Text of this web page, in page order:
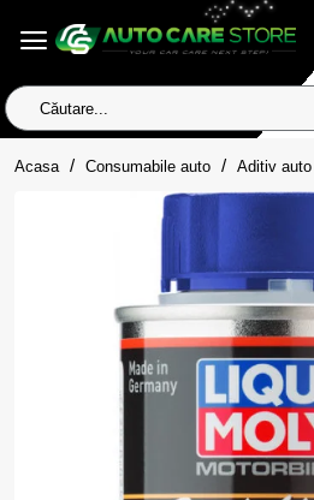
Căutare...
Acasa homeConsumabile auto Aditiv auto